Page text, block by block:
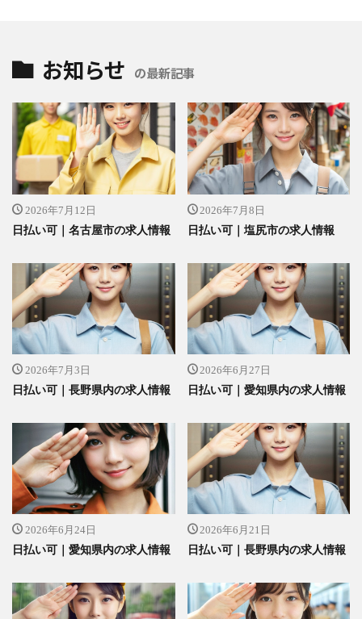
お知らせ の最新記事
2026年7月12日
日払い可｜名古屋市の求人情報
2026年7月8日
日払い可｜塩尻市の求人情報
2026年7月3日
日払い可｜長野県内の求人情報
2026年6月27日
日払い可｜愛知県内の求人情報
2026年6月24日
日払い可｜愛知県内の求人情報
2026年6月21日
日払い可｜長野県内の求人情報